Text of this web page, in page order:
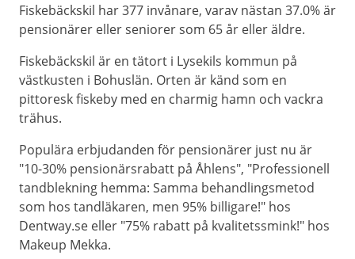
Fiskebäckskil har 377 invånare, varav nästan 37.0% är
pensionärer eller seniorer som 65 år eller äldre.
Fiskebäckskil är en tätort i Lysekils kommun på
västkusten i Bohuslän. Orten är känd som en
pittoresk fiskeby med en charmig hamn och vackra
trähus.
Populära erbjudanden för pensionärer just nu är
"10-30% pensionärsrabatt på Åhlens", "Professionell
tandblekning hemma: Samma behandlingsmetod
som hos tandläkaren, men 95% billigare!" hos
Dentway.se eller "75% rabatt på kvalitetssmink!" hos
Makeup Mekka.